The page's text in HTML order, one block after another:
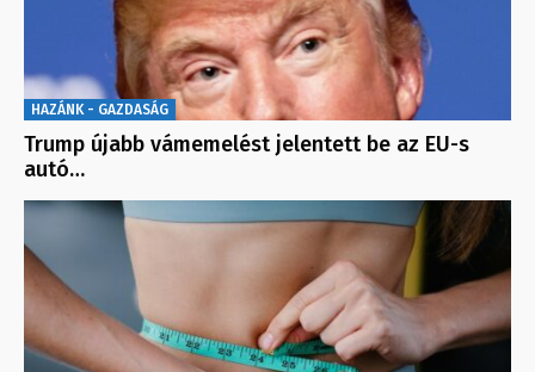
HAZÁNK - GAZDASÁG
Trump újabb vámemelést jelentett be az EU-s
autó…